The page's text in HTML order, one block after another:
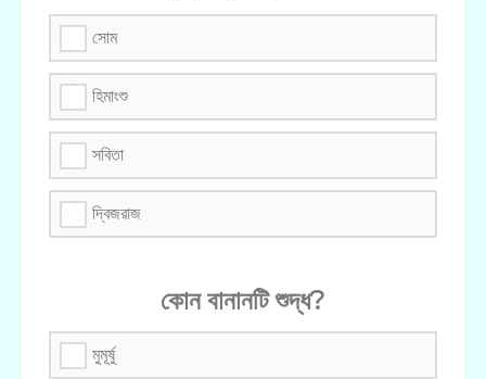
সোম
হিমাংশু
সবিতা
দ্বিজরাজ
কোন বানানটি শুদ্ধ?
মুমূর্ষু